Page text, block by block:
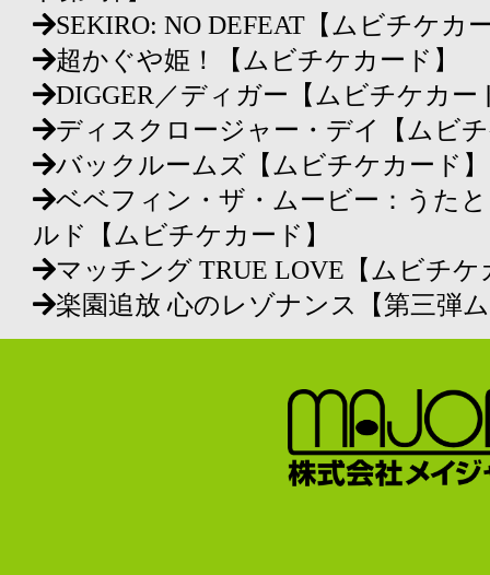
SEKIRO: NO DEFEAT【ムビチケカ
超かぐや姫！【ムビチケカード】
DIGGER／ディガー【ムビチケカー
ディスクロージャー・デイ【ムビ
バックルームズ【ムビチケカード】
ベベフィン・ザ・ムービー：うた
ルド【ムビチケカード】
マッチング TRUE LOVE【ムビチケ
楽園追放 心のレゾナンス【第三弾